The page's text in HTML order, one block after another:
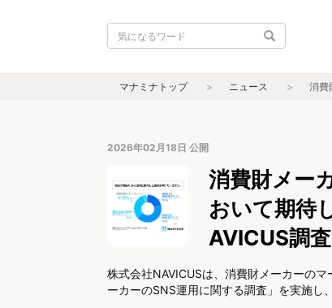
マナミナトップ ニュース 消費
2026年02月18日 公開
消費財メー
おいて期待
AVICUS調査
株式会社NAVICUSは、消費財メーカーの
ーカーのSNS運用に関する調査」を実施し